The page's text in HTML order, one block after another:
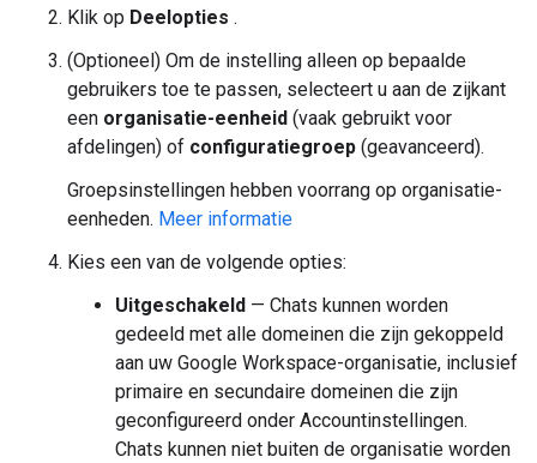
Klik op Deelopties .
(Optioneel) Om de instelling alleen op bepaalde
gebruikers toe te passen, selecteert u aan de zijkant
een organisatie-eenheid (vaak gebruikt voor
afdelingen) of configuratiegroep (geavanceerd).
Groepsinstellingen hebben voorrang op organisatie-
eenheden. Meer informatie
Kies een van de volgende opties:
Uitgeschakeld — Chats kunnen worden
gedeeld met alle domeinen die zijn gekoppeld
aan uw Google Workspace-organisatie, inclusief
primaire en secundaire domeinen die zijn
geconfigureerd onder Accountinstellingen.
Chats kunnen niet buiten de organisatie worden